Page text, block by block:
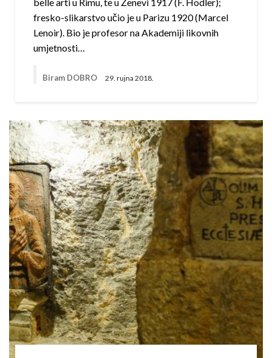
fresko-slikarstvo učio je u Parizu 1920 (Marcel
Lenoir). Bio je profesor na Akademiji likovnih
umjetnosti…
Biram DOBRO 29. rujna 2018.